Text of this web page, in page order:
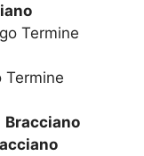
Termine
Termine
Bracciano